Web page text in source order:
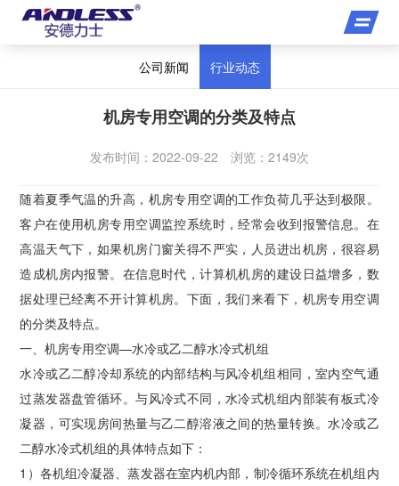
公司新闻 行业动态
机房专用空调的分类及特点
发布时间：2022-09-22 浏览：2149次
随着夏季气温的升高，机房专用空调的工作负荷几乎达到极限。
客户在使用机房专用空调监控系统时，经常会收到报警信息。在
高温天气下，如果机房门窗关得不严实，人员进出机房，很容易
造成机房内报警。在信息时代，计算机机房的建设日益增多，数
据处理已经离不开计算机房。下面，我们来看下，机房专用空调
的分类及特点。
一、机房专用空调—水冷或乙二醇水冷式机组
水冷或乙二醇冷却系统的内部结构与风冷机组相同，室内空气通
过蒸发器盘管循环。与风冷式不同，水冷式机组内部装有板式冷
凝器，可实现房间热量与乙二醇溶液之间的热量转换。水冷或乙
二醇水冷式机组的具体特点如下：
1）各机组冷凝器、蒸发器在室内机内部，制冷循环系统在机组内